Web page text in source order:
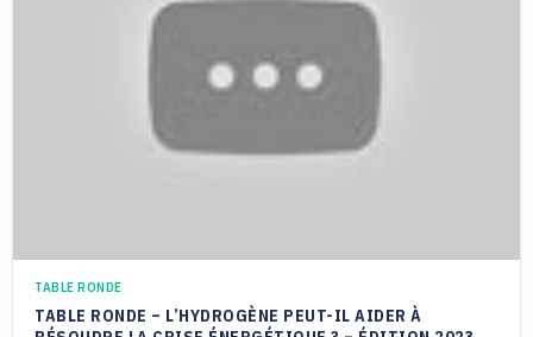
TABLE RONDE
TABLE RONDE – L’HYDROGÈNE PEUT-IL AIDER À